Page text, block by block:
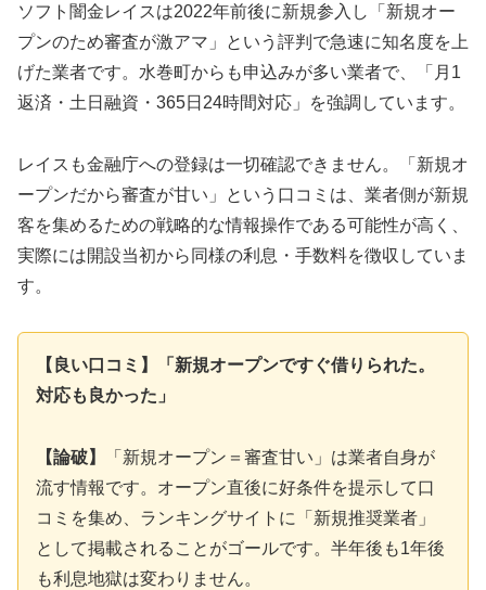
ソフト闇金レイスは2022年前後に新規参入し「新規オー
プンのため審査が激アマ」という評判で急速に知名度を上
げた業者です。水巻町からも申込みが多い業者で、「月1
返済・土日融資・365日24時間対応」を強調しています。
レイスも金融庁への登録は一切確認できません。「新規オ
ープンだから審査が甘い」という口コミは、業者側が新規
客を集めるための戦略的な情報操作である可能性が高く、
実際には開設当初から同様の利息・手数料を徴収していま
す。
【良い口コミ】「新規オープンですぐ借りられた。
対応も良かった」
【論破】
「新規オープン＝審査甘い」は業者自身が
流す情報です。オープン直後に好条件を提示して口
コミを集め、ランキングサイトに「新規推奨業者」
として掲載されることがゴールです。半年後も1年後
も利息地獄は変わりません。